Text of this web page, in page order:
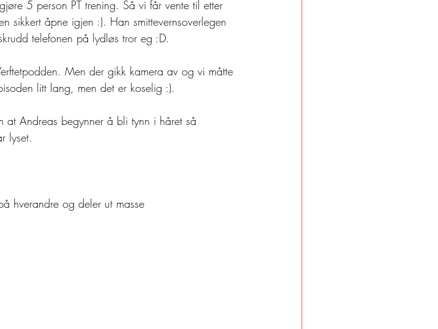
5 person PT trening. Så vi får vente til etter
sikkert åpne igjen :). Han smittevernsoverlegen
telefonen på lydløs tror eg :D.
Men der gikk kamera av og vi måtte
litt lang, men det er koselig :).
at Andreas begynner å bli tynn i håret så
lyset.
hverandre og deler ut masse